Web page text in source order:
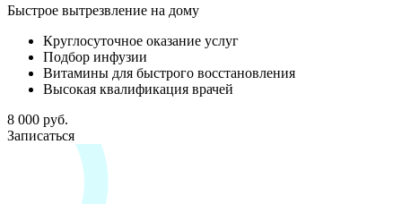
Быстрое вытрезвление на дому
Круглосуточное оказание услуг
Подбор инфузии
Витамины для быстрого восстановления
Высокая квалификация врачей
8 000 руб.
Записаться